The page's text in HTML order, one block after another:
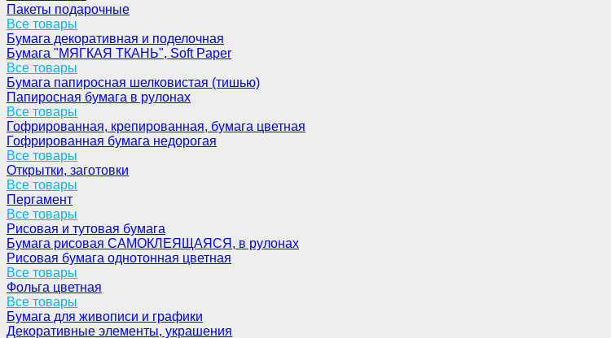
Пакеты подарочные
Все товары
Бумага декоративная и поделочная
Бумага "МЯГКАЯ ТКАНЬ", Soft Paper
Все товары
Бумага папиросная шелковистая (тишью)
Папиросная бумага в рулонах
Все товары
Гофрированная, крепированная, бумага цветная
Гофрированная бумага недорогая
Все товары
Открытки, заготовки
Все товары
Пергамент
Все товары
Рисовая и тутовая бумага
Бумага рисовая САМОКЛЕЯЩАЯСЯ, в рулонах
Рисовая бумага однотонная цветная
Все товары
Фольга цветная
Все товары
Бумага для живописи и графики
Декоративные элементы, украшения